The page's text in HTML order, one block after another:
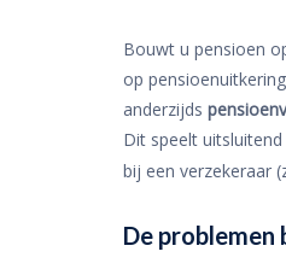
Bouwt u pensioen
op
anderzijds
Dit speelt
bij een verzekeraar
De problemen